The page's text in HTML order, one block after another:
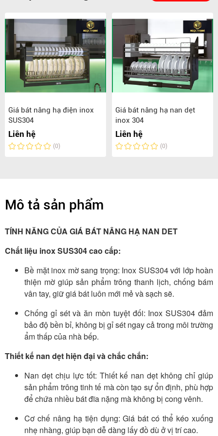
Giá bát nâng hạ điện inox
SUS304
Liên hệ
(0)
Giá bát nâng hạ nan dẹt
inox 304
Liên hệ
(0)
Mô tả sản phẩm
TÍNH NĂNG CỦA GIÁ BÁT NÂNG HẠ NAN DET
Chất liệu inox SUS304 cao cấp:
Bề mặt inox mờ sang trọng: Inox SUS304 với lớp hoàn
thiện mờ giúp sản phẩm trông thanh lịch, chống bám
vân tay, giữ giá bát luôn mới mẻ và sạch sẽ.
Chống gỉ sét và ăn mòn tuyệt đối: Inox SUS304 đảm
bảo độ bền bỉ, không bị gỉ sét ngay cả trong môi trường
ẩm thấp của nhà bếp.
Thiết kế nan dẹt hiện đại và chắc chắn:
Nan dẹt chịu lực tốt: Thiết kế nan dẹt không chỉ giúp
sản phẩm trông tinh tế mà còn tạo sự ổn định, phù hợp
để chứa nhiều bát đĩa nặng mà không bị cong vênh.
Cơ chế nâng hạ tiện dụng: Giá bát có thể kéo xuống
nhẹ nhàng, giúp bạn dễ dàng lấy đồ dù ở vị trí cao.